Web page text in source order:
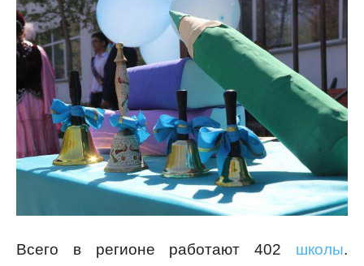
Всего в регионе работают 402 школы.